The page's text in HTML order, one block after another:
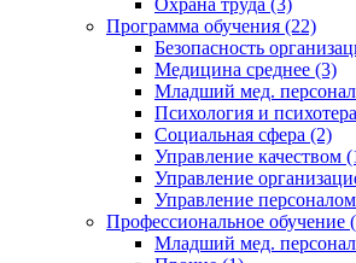
Охрана труда (3)
Программа обучения (22)
Безопасность
Медицина среднее (3)
Младший мед.
Психология и
Социальная сфера (2)
Управление качеством
Управление
Управление
Профессиональное обучение
Младший мед.